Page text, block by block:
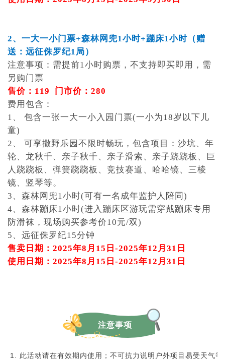
2、一大一小门票+森林网兜1小时+蹦床1小时（赠
送：远征侏罗纪1局）
注意事项：需提前1小时购票，不支持即买即用，需
另购门票
售价：119 门市价：280
费用包含：
1、 包含一张一大一小入园门票(一小为18岁以下儿
童)
2、 可享撒野乐园不限时畅玩，包含项目：沙坑、年
轮、龙秋千、亲子秋千、亲子滑索、亲子跷跷板、巨
人跷跷板、弹簧跷跷板、竞技赛道、哈哈镜、三棱
镜、竖琴等。
3、森林网兜1小时(可有一名成年监护人陪同)
4、森林蹦床1小时(进入蹦床区游玩需穿戴蹦床专用
防滑袜，现场购买参考价10元/双)
5、远征侏罗纪15分钟
售卖日期：2025年8月15日-2025年12月31日
使用日期：2025年8月15日-2025年12月31日
注意事项
此活动请在有效期内使用；不可抗力说明户外项目易受天气